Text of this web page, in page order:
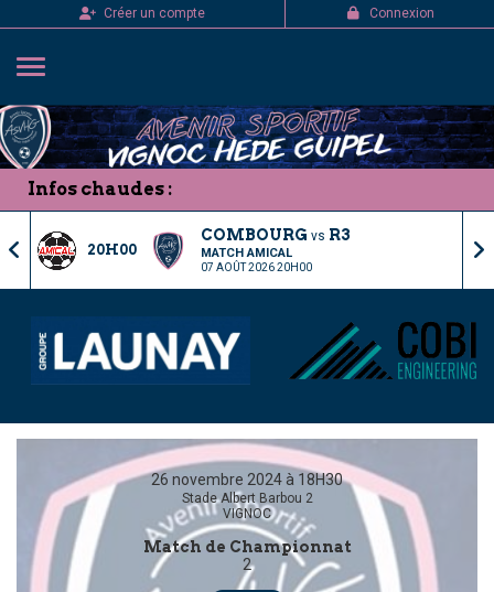
Créer un compte Connexion
Infos chaudes :
20H00
COMBOURG vs R3
MATCH AMICAL
07 AOÛT 2026 20H00
26 novembre 2024 à 18H30
Stade Albert Barbou 2
VIGNOC
Match de Championnat
2
Panneau de gestion des cookies